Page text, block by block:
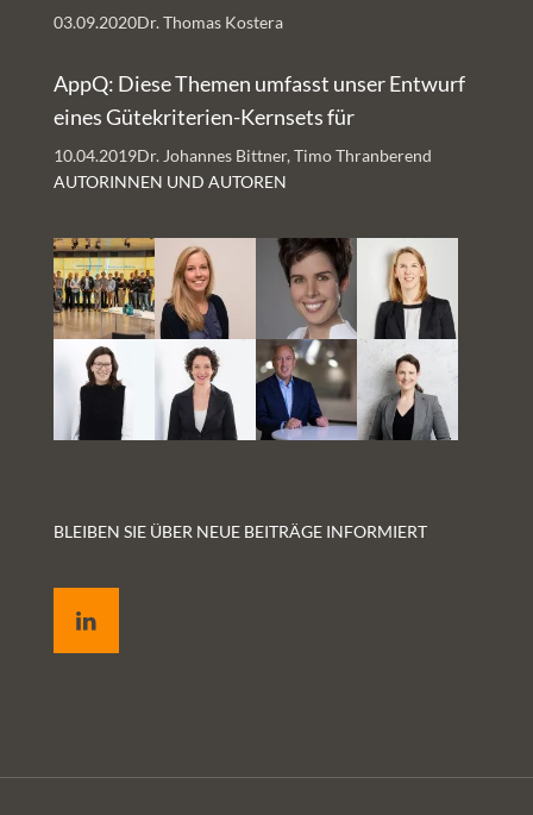
Dr. Thomas Kostera
03.09.2020
AppQ: Diese Themen umfasst unser Entwurf
eines Gütekriterien-Kernsets für
Gesundheits-AppsDr. Johannes Bittner, Timo Thranberend
10.04.2019
AUTORINNEN UND AUTOREN
BLEIBEN SIE ÜBER NEUE BEITRÄGE INFORMIERT